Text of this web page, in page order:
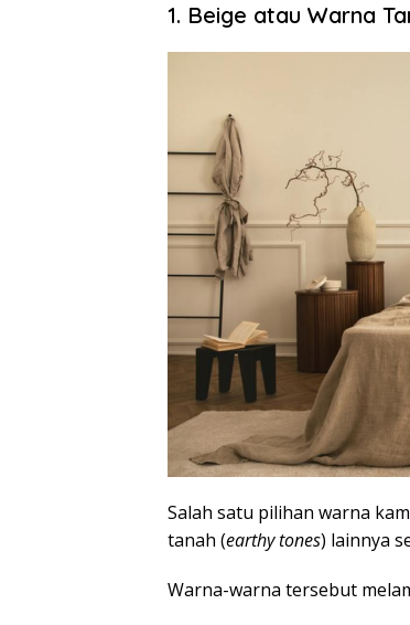
1. Beige atau Warna
Salah satu pilihan warna
tanah (earthy tones) lainnya
Warna-warna tersebut